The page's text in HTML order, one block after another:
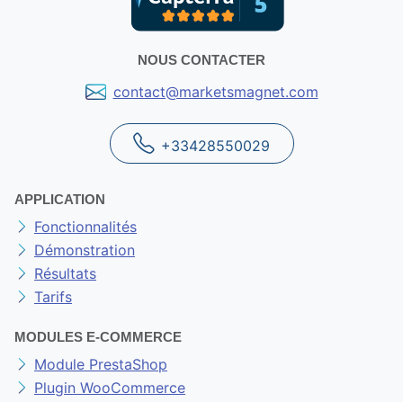
NOUS CONTACTER
contact@marketsmagnet.com
+33428550029
APPLICATION
Fonctionnalités
Démonstration
Résultats
Tarifs
MODULES E-COMMERCE
Module PrestaShop
Plugin WooCommerce